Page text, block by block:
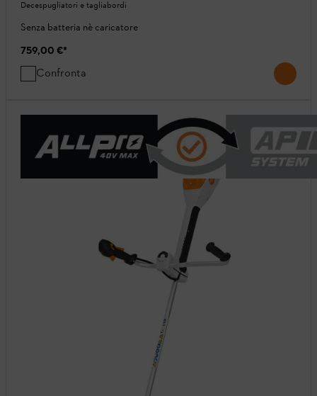
Decespugliatori e tagliabordi
Senza batteria nè caricatore
759,00 €*
Confronta